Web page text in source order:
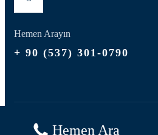
Hemen Arayın
+ 90 (537) 301-0790
© 2025 Her hakkı
Hemen Ara